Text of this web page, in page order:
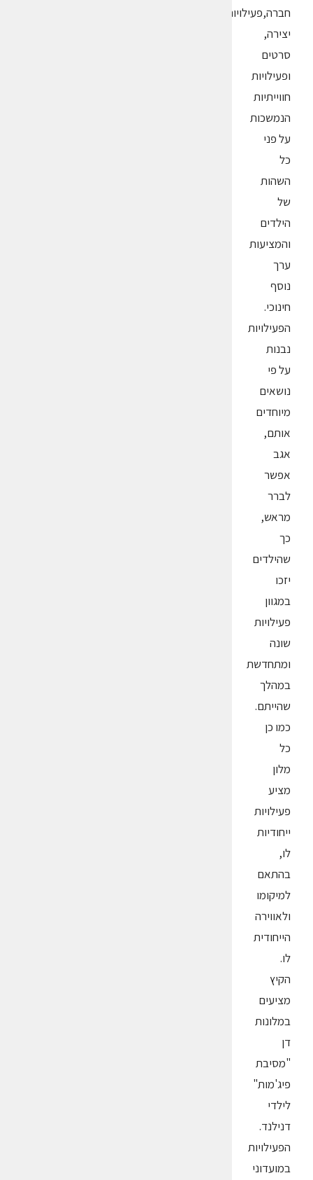
חברה,פעילויות
יצירה,
סרטים
ופעילויות
חווייתיות
הנמשכות
על פני
כל
השהות
של
הילדים
והמציעות
ערך
נוסף
חינוכי.
הפעילויות
נבנות
על פי
נושאים
מיוחדים
אותם,
אגב
אפשר
לברר
מראש,
כך
שהילדים
יזכו
במגוון
פעילויות
שונה
ומתחדשת
במהלך
שהייתם.
כמו כן
כל
מלון
מציע
פעילויות
ייחודיות
לו,
בהתאם
למיקומו
ולאווירה
הייחודית
לו.
הקיץ
מציעים
במלונות
דן
"מסיבת
פיג'מות"
לילדי
דנילנד.
הפעילויות
במועדוני